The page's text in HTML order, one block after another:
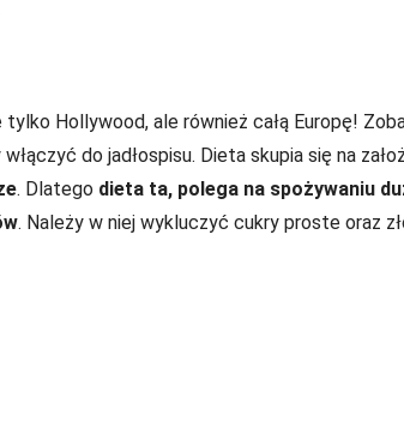
Hollywood, ale również całą Europę!
do jadłospisu. Dieta skupia się na
. Dlatego dieta ta, polega na spożywaniu
. Należy w niej wykluczyć cukry proste oraz